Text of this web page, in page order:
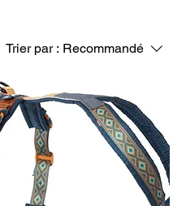
Trier par : Recommandé